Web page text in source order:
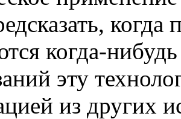
когда
когда-
эту
из других